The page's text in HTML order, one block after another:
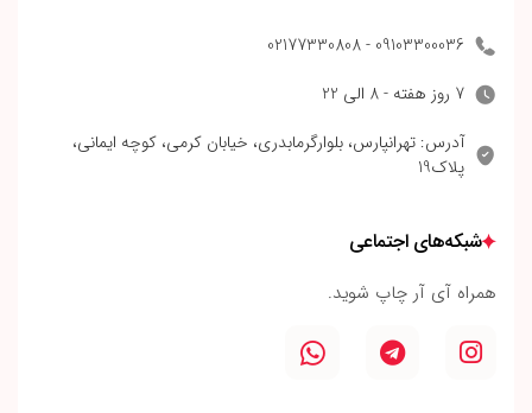
09103300036 - 02177330808
7 روز هفته - 8 الی 22
آدرس: تهرانپارس، بلوارگرمابدری، خیابان کرمی، کوچه ایمانی،
پلاک19
شبکه‌های اجتماعی
همراه آی آر چاپ شوید.